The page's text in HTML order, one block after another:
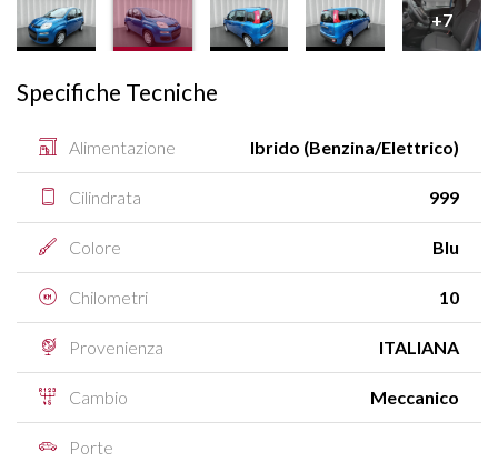
+7
Specifiche Tecniche
Alimentazione Ibrido (Benzina/Elettrico)
Cilindrata 999
Colore Blu
Chilometri 10
Provenienza ITALIANA
Cambio Meccanico
Porte